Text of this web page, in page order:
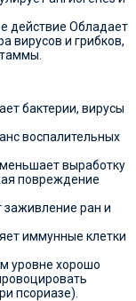
действие Обладает
вирусов и грибков,
бактерии, вирусы
воспалительных
выработку
повреждение
заживление ран и
иммунные клетки
уровне хорошо
псориазе).